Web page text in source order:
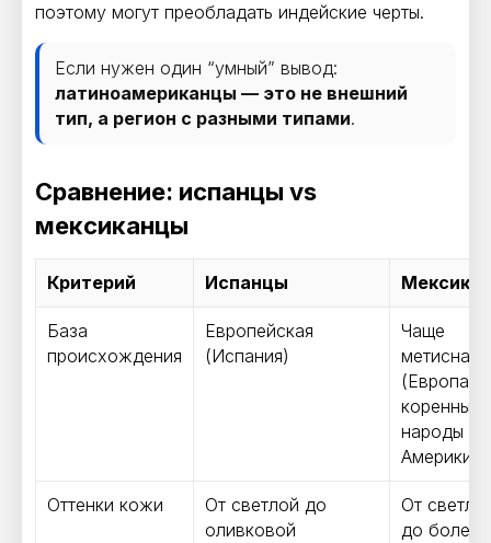
поэтому могут преобладать индейские черты.
Если нужен один “умный” вывод:
латиноамериканцы — это не внешний
тип, а регион с разными типами.
Сравнение: испанцы vs
мексиканцы
Критерий Испанцы
База
происхождения
Европейская
(Испания)
Чаще
метисная
(Европа +
коренные
народы
Америки)
Оттенки кожи
От светлой до
оливковой
От
до более